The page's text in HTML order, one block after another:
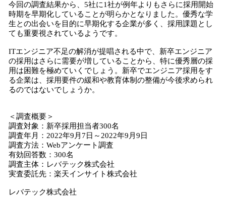
今回の調査結果から、5社に1社が例年よりもさらに採用開始
時期を早期化していることが明らかとなりました。優秀な学
生との出会いを目的に早期化する企業が多く、採用課題とし
ても重要視されているようです。
ITエンジニア不足の解消が提唱される中で、新卒エンジニア
の採用はさらに需要が増していることから、特に優秀層の採
用は困難を極めていくでしょう。新卒でエンジニア採用をす
る企業は、採用要件の緩和や教育体制の整備が今後求められ
るのではないでしょうか。
＜調査概要＞
調査対象：新卒採用担当者300名
調査年月：2022年9月7日～2022年9月9日
調査方法：Webアンケート調査
有効回答数：300名
調査主体：レバテック株式会社
実査委託先：楽天インサイト株式会社
レバテック株式会社